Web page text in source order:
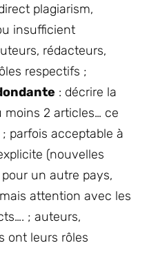
plagiarism,
insufficient
rédacteurs,
respectifs ;
: décrire la
moins 2 articles… ce
parfois acceptable à
(nouvelles
un autre pays,
attention avec les
; auteurs,
ont leurs rôles